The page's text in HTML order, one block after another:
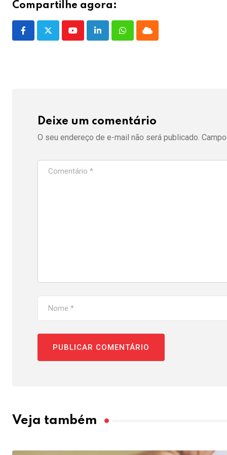
Compartilhe agora:
YoutubeLinkedInWhatsappCloud
Deixe um comentário
O seu endereço de e-mail não será publicado.
Veja também